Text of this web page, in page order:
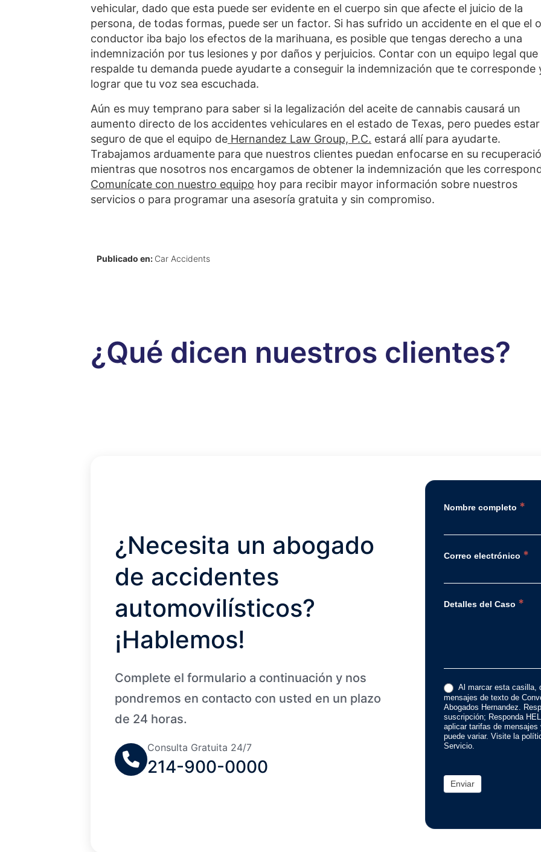
vehicular, dado que esta puede ser evidente en el cuerpo sin que afecte el juicio de la
persona, de todas formas, puede ser un factor. Si has sufrido un accidente en el que el
conductor iba bajo los efectos de la marihuana, es posible que tengas derecho a una
indemnización por tus lesiones y por daños y perjuicios. Contar con un equipo legal que
respalde tu demanda puede ayudarte a conseguir la indemnización que te corresponde
lograr que tu voz sea escuchada.
Aún es muy temprano para saber si la legalización del aceite de cannabis causará un
aumento directo de los accidentes vehiculares en el estado de Texas, pero puedes estar
seguro de que el equipo de Hernandez Law Group, P.C. estará allí para ayudarte.
Trabajamos arduamente para que nuestros clientes puedan enfocarse en su
mientras que nosotros nos encargamos de obtener la indemnización que les
Comunícate con nuestro equipo hoy para recibir mayor información sobre nuestros
servicios o para programar una asesoría gratuita y sin compromiso.
Publicado en: Car Accidents
¿Qué dicen nuestros clientes?
¿Necesita un abogado
de accidentes
automovilísticos?
¡Hablemos!
Complete el formulario a continuación y nos
pondremos en contacto con usted en un plazo
de 24 horas.
Consulta Gratuita 24/7
214-900-0000
Nombre completo *
Correo electrónico *
Detalles del Caso *
Al marcar esta casilla,
mensajes de texto de
Abogados Hernandez.
suscripción; Responda
aplicar tarifas de
puede variar. Visite la
Servicio.
Enviar